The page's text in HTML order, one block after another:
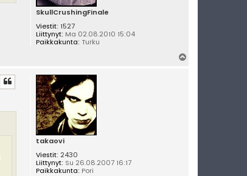
SkullCrushingFinale
Viestit: 1527
Liittynyt: Ma 02.08.2010 15:04
Paikkakunta: Turku
takaovi
Viestit: 2430
Liittynyt: Su 26.08.2007 16:17
Paikkakunta: Pori